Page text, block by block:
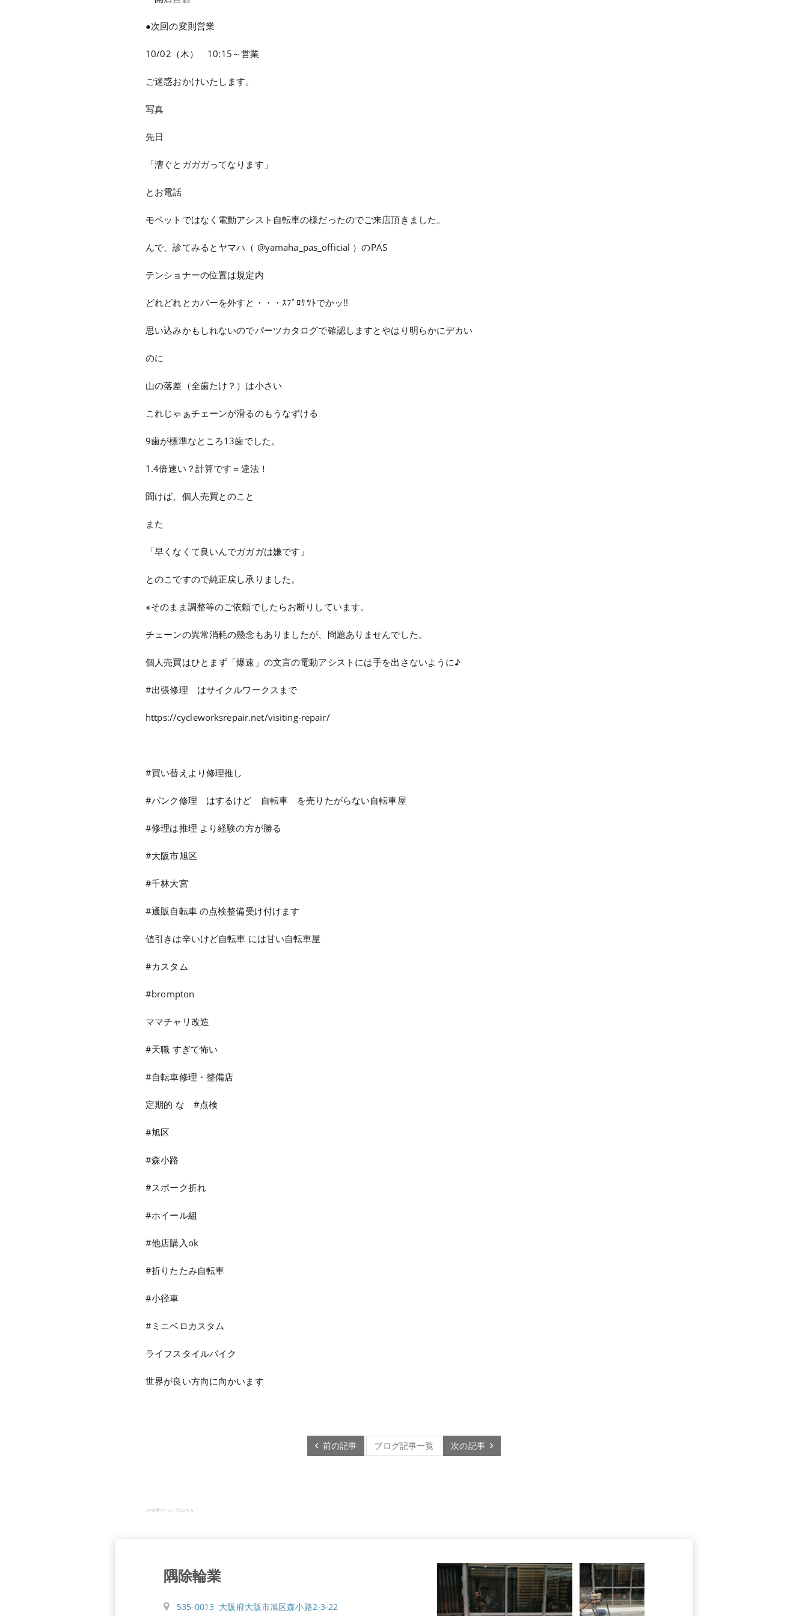
●次回の変則営業
10/02（木） 10:15～営業
ご迷惑おかけいたします。
写真
先日
「漕ぐとガガガってなります」
とお電話
モペットではなく電動アシスト自転車の様だったのでご来店頂きました。
んで、診てみるとヤマハ（ @yamaha_pas_official ）のPAS
テンショナーの位置は規定内
どれどれとカバーを外すと・・・ｽﾌﾟﾛｹﾂﾄでかッ!!
思い込みかもしれないのでパーツカタログで確認しますとやはり明らかにデカい
のに
山の落差（全歯たけ？）は小さい
これじゃぁチェーンが滑るのもうなずける
9歯が標準なところ13歯でした。
1.4倍速い？計算です＝違法！
聞けば、個人売買とのこと
また
「早くなくて良いんでガガガは嫌です」
とのこですので純正戻し承りました。
※そのまま調整等のご依頼でしたらお断りしています。
チェーンの異常消耗の懸念もありましたが、問題ありませんでした。
個人売買はひとまず「爆速」の文言の電動アシストには手を出さないように♪
#出張修理 はサイクルワークスまで
https://cycleworksrepair.net/visiting-repair/
#買い替えより修理推し
#パンク修理 はするけど 自転車 を売りたがらない自転車屋
#修理は推理 より経験の方が勝る
#大阪市旭区
#千林大宮
#通販自転車 の点検整備受け付けます
値引きは辛いけど自転車 には甘い自転車屋
#カスタム
#brompton
ママチャリ改造
#天職 すぎて怖い
#自転車修理・整備店
定期的 な #点検
#旭区
#森小路
#スポーク折れ
#ホイール組
#他店購入ok
#折りたたみ自転車
#小径車
#ミニベロカスタム
ライフスタイルバイク
世界が良い方向に向かいます
前の記事 ブログ記事一覧 次の記事
この記事のショップはこちら
隅除輪業
535-0013 大阪府大阪市旭区森小路2-3-22